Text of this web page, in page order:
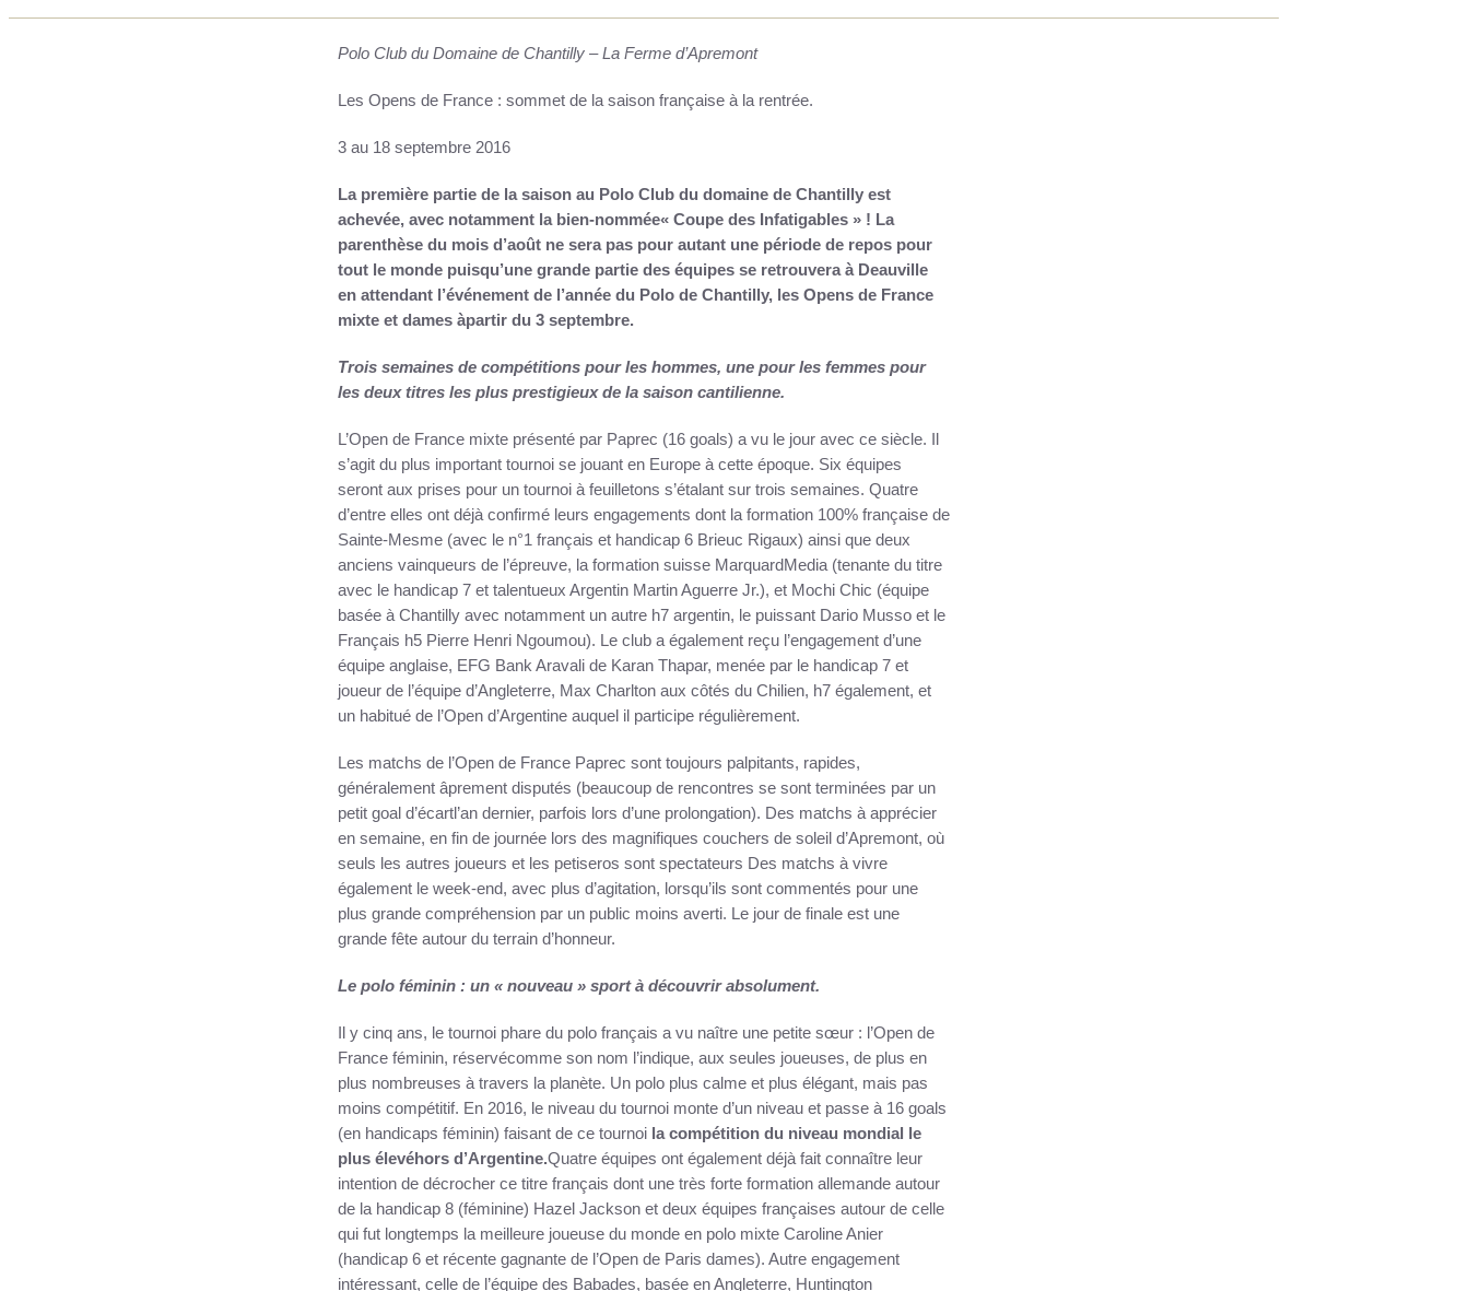
Polo Club du Domaine de Chantilly – La Ferme d’Apremont
Les Opens de France : sommet de la saison française à la rentrée.
3 au 18 septembre 2016
La première partie de la saison au Polo Club du domaine de Chantilly est
achevée, avec notamment la bien-nommée« Coupe des Infatigables » ! La
parenthèse du mois d’août ne sera pas pour autant une période de repos pour
tout le monde puisqu’une grande partie des équipes se retrouvera à Deauville
en attendant l’événement de l’année du Polo de Chantilly, les Opens de France
mixte et dames àpartir du 3 septembre.
Trois semaines de compétitions pour les hommes, une pour les femmes pour
les deux titres les plus prestigieux de la saison cantilienne.
L’Open de France mixte présenté par Paprec (16 goals) a vu le jour avec ce siècle. Il
s’agit du plus important tournoi se jouant en Europe à cette époque. Six équipes
seront aux prises pour un tournoi à feuilletons s’étalant sur trois semaines. Quatre
d’entre elles ont déjà confirmé leurs engagements dont la formation 100% française de
Sainte-Mesme (avec le n°1 français et handicap 6 Brieuc Rigaux) ainsi que deux
anciens vainqueurs de l’épreuve, la formation suisse MarquardMedia (tenante du titre
avec le handicap 7 et talentueux Argentin Martin Aguerre Jr.), et Mochi Chic (équipe
basée à Chantilly avec notamment un autre h7 argentin, le puissant Dario Musso et le
Français h5 Pierre Henri Ngoumou). Le club a également reçu l’engagement d’une
équipe anglaise, EFG Bank Aravali de Karan Thapar, menée par le handicap 7 et
joueur de l’équipe d’Angleterre, Max Charlton aux côtés du Chilien, h7 également, et
un habitué de l’Open d’Argentine auquel il participe régulièrement.
Les matchs de l’Open de France Paprec sont toujours palpitants, rapides,
généralement âprement disputés (beaucoup de rencontres se sont terminées par un
petit goal d’écartl’an dernier, parfois lors d’une prolongation). Des matchs à apprécier
en semaine, en fin de journée lors des magnifiques couchers de soleil d’Apremont, où
seuls les autres joueurs et les petiseros sont spectateurs Des matchs à vivre
également le week-end, avec plus d’agitation, lorsqu’ils sont commentés pour une
plus grande compréhension par un public moins averti. Le jour de finale est une
grande fête autour du terrain d’honneur.
Le polo féminin : un « nouveau » sport à découvrir absolument.
Il y cinq ans, le tournoi phare du polo français a vu naître une petite sœur : l’Open de
France féminin, réservécomme son nom l’indique, aux seules joueuses, de plus en
plus nombreuses à travers la planète. Un polo plus calme et plus élégant, mais pas
moins compétitif. En 2016, le niveau du tournoi monte d’un niveau et passe à 16 goals
(en handicaps féminin) faisant de ce tournoi la compétition du niveau mondial le
plus élevéhors d’Argentine.Quatre équipes ont également déjà fait connaître leur
intention de décrocher ce titre français dont une très forte formation allemande autour
de la handicap 8 (féminine) Hazel Jackson et deux équipes françaises autour de celle
qui fut longtemps la meilleure joueuse du monde en polo mixte Caroline Anier
(handicap 6 et récente gagnante de l’Open de Paris dames). Autre engagement
intéressant, celle de l’équipe des Babades, basée en Angleterre, Huntington